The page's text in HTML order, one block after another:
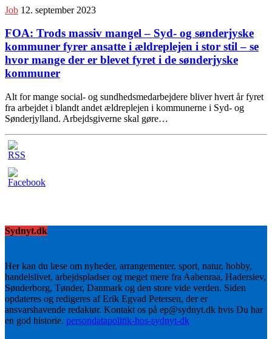
Job 12. september 2023
FOA: Trods massiv mangel – Syd- og sønderjyske
kommuner fyrer ansatte i ældreplejen i stor stil – se
hvor mange der er blevet fyret i de sønderjyske
kommuner
Alt for mange social- og sundhedsmedarbejdere bliver hvert år fyret
fra arbejdet i blandt andet ældreplejen i kommunerne i Syd- og
Sønderjylland. Arbejdsgiverne skal gøre…
Sydnyt.dk
Her kan du læse om nyheder, arrangementer, sport, natur, hobby,
handelslivet, arbejdspladser og meget mere fra Aabenraa, Haderslev,
Sønderborg, Tønder, Danmark og den store vide verden. Siden
opdateres og redigeres af Erik Egvad Petersen, der er
ansvarshavende redaktør. Kontakt os på ep@sydnyt.dk hvis Du har
en god historie. persondatapolitik-hos-sydnyt-dk